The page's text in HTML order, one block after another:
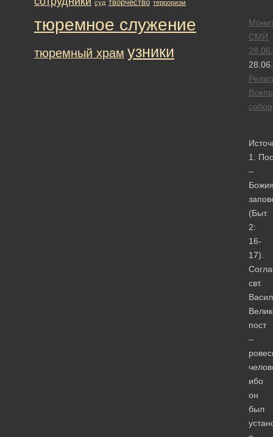
СМИ
собор
1.
–
(Быт.
2:
16-
17).
свт.
пост
–
ибо
он
был
суд творчество терроризм
тюремное служение
тюремный храм узники